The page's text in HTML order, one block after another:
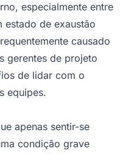
especialmente entre
estado de exaustão
causado
gerentes de projeto
de lidar com o
equipes.
apenas sentir-se
condição grave